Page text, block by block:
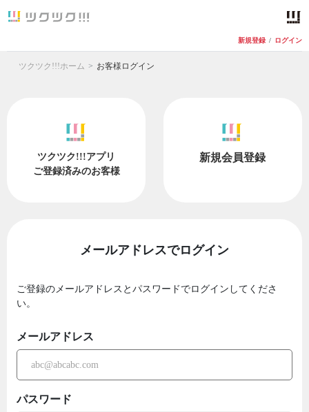
新規登録 / ログイン
ツクツク!!!ホーム お客様ログイン
ツクツク!!!アプリ
ご登録済みのお客様
新規会員登録
メールアドレスでログイン
ご登録のメールアドレスとパスワードでログインしてくださ
い。
メールアドレス
パスワード